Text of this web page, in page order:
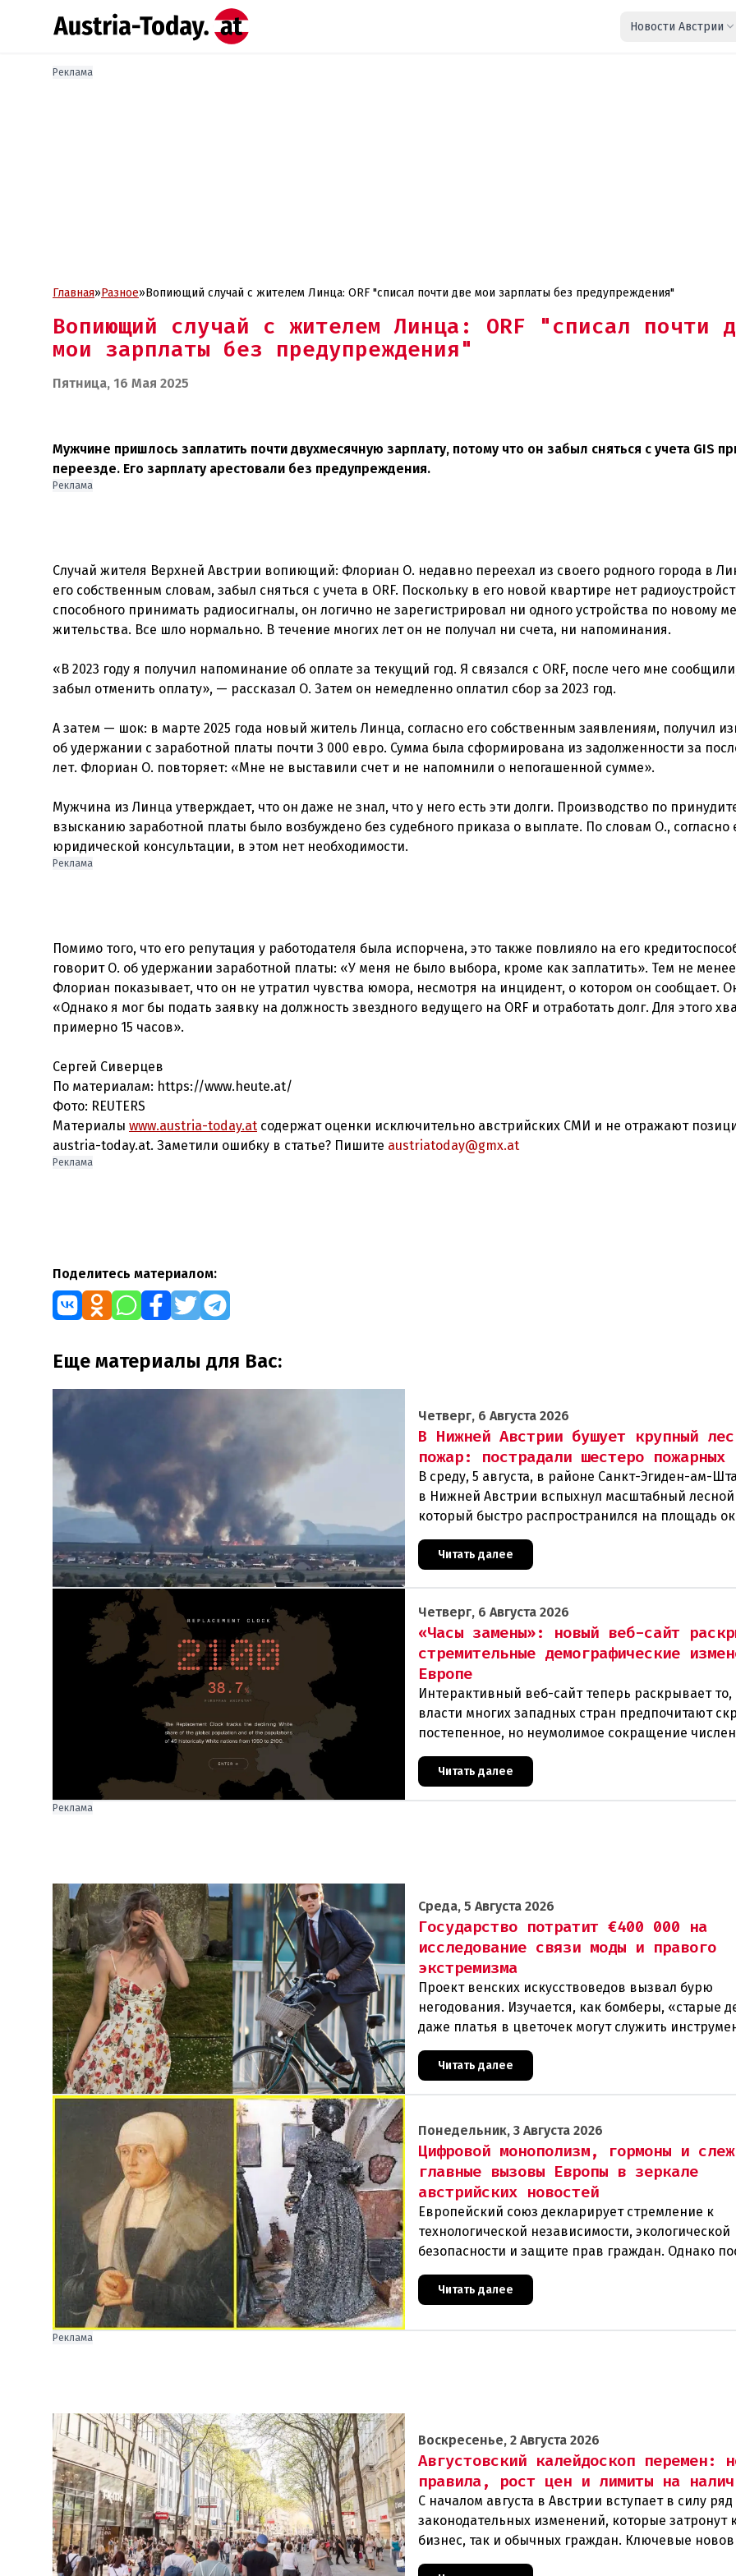
Новости Австрии
Реклама
Главная»Разное»Вопиющий случай с жителем Линца: ORF "списал почти две мои зарплаты без предупреждения"
Вопиющий случай с жителем Линца: ORF "списал почти
мои зарплаты без предупреждения"
Пятница, 16 Мая 2025
Мужчине пришлось заплатить почти двухмесячную зарплату, потому что он забыл сняться с учета GIS
переезде. Его зарплату арестовали без предупреждения.
Реклама
Случай жителя Верхней Австрии вопиющий: Флориан О. недавно переехал из своего родного города в
его собственным словам, забыл сняться с учета в ORF. Поскольку в его новой квартире нет
способного принимать радиосигналы, он логично не зарегистрировал ни одного устройства по новому
жительства. Все шло нормально. В течение многих лет он не получал ни счета, ни напоминания.
«В 2023 году я получил напоминание об оплате за текущий год. Я связался с ORF, после чего мне
забыл отменить оплату», — рассказал О. Затем он немедленно оплатил сбор за 2023 год.
А затем — шок: в марте 2025 года новый житель Линца, согласно его собственным заявлениям, получил
об удержании с заработной платы почти 3 000 евро. Сумма была сформирована из задолженности за
лет. Флориан О. повторяет: «Мне не выставили счет и не напомнили о непогашенной сумме».
Мужчина из Линца утверждает, что он даже не знал, что у него есть эти долги. Производство по
взысканию заработной платы было возбуждено без судебного приказа о выплате. По словам О., согласно
юридической консультации, в этом нет необходимости.
Реклама
Помимо того, что его репутация у работодателя была испорчена, это также повлияло на его
говорит О. об удержании заработной платы: «У меня не было выбора, кроме как заплатить». Тем не менее
Флориан показывает, что он не утратил чувства юмора, несмотря на инцидент, о котором он сообщает.
«Однако я мог бы подать заявку на должность звездного ведущего на ORF и отработать долг. Для этого
примерно 15 часов».
Сергей Сиверцев
По материалам: https://www.heute.at/
Фото: REUTERS
Материалы www.austria-today.at содержат оценки исключительно австрийских СМИ и не отражают
austria-today.at. Заметили ошибку в статье? Пишите austriatoday@gmx.at
Реклама
Поделитесь материалом:
Еще материалы для Вас:
Четверг, 6 Августа 2026
В Нижней Австрии бушует крупный
пожар: пострадали шестеро пожарных
В среду, 5 августа, в районе Санкт-Эгиден-ам-
в Нижней Австрии вспыхнул масштабный
который быстро распространился на площадь
гектаров. В ходе тушения пострадали шесте
Читать далее
Четверг, 6 Августа 2026
«Часы замены»: новый веб-сайт
стремительные демографические
Европе
Интерактивный веб-сайт теперь раскрывает то,
власти многих западных стран предпочитают
постепенное, но неумолимое сокращение
Читать далее
Реклама
Среда, 5 Августа 2026
Государство потратит €400 000 на
исследование связи моды и правого
экстремизма
Проект венских искусствоведов вызвал бурю
негодования. Изучается, как бомберы, «старые
даже платья в цветочек могут служить
пропаганды. Оппоненты требуют ответа от
Читать далее
Понедельник, 3 Августа 2026
Цифровой монополизм, гормоны и
главные вызовы Европы в зеркале
австрийских новостей
Европейский союз декларирует стремление к
технологической независимости, экологической
безопасности и защите прав граждан. Однако
события в Австрии и решение Брюсселя
реальная п
Читать далее
Реклама
Воскресенье, 2 Августа 2026
Августовский калейдоскоп перемен:
правила, рост цен и лимиты на
С началом августа в Австрии вступает в силу
законодательных изменений, которые затронут
бизнес, так и обычных граждан. Ключевые
сконцентрированы в строительном секторе и сф